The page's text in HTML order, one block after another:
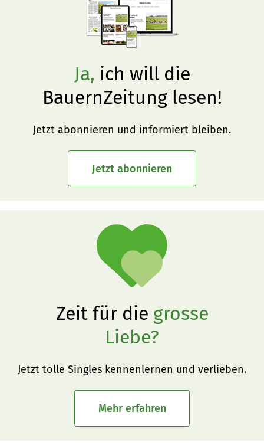
Ja, ich will die
BauernZeitung lesen!
Jetzt abonnieren und informiert bleiben.
Jetzt abonnieren
Zeit für die grosse
Liebe?
Jetzt tolle Singles kennenlernen und verlieben.
Mehr erfahren